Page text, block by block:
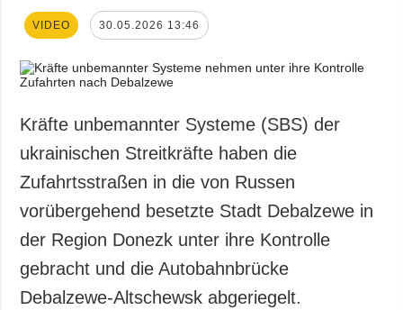
VIDEO 30.05.2026 13:46
Kräfte unbemannter Systeme (SBS) der
ukrainischen Streitkräfte haben die
Zufahrtsstraßen in die von Russen
vorübergehend besetzte Stadt Debalzewe in
der Region Donezk unter ihre Kontrolle
gebracht und die Autobahnbrücke
Debalzewe-Altschewsk abgeriegelt.